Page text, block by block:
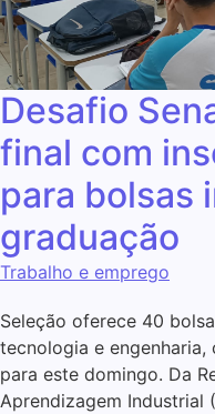
Desafio
final com
para bolsas
graduação
Trabalho e emprego
Seleção oferece 40
tecnologia e
para este domingo. Da
Aprendizagem Industrial